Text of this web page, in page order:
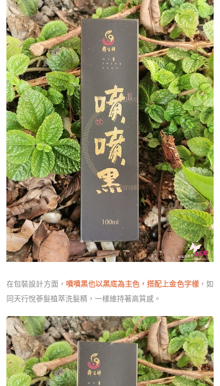
在包裝設計方面， 噴噴黑也以黑底為主色，搭配上金色字樣，如
同天行悅蔘髮植萃洗髮精，一樣維持著高質感。